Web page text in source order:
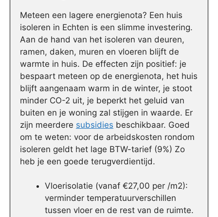
Meteen een lagere energienota? Een huis
isoleren in Echten is een slimme investering.
Aan de hand van het isoleren van deuren,
ramen, daken, muren en vloeren blijft de
warmte in huis. De effecten zijn positief: je
bespaart meteen op de energienota, het huis
blijft aangenaam warm in de winter, je stoot
minder CO-2 uit, je beperkt het geluid van
buiten en je woning zal stijgen in waarde. Er
zijn meerdere subsidies beschikbaar. Goed
om te weten: voor de arbeidskosten rondom
isoleren geldt het lage BTW-tarief (9%) Zo
heb je een goede terugverdientijd.
Vloerisolatie (vanaf €27,00 per /m2):
verminder temperatuurverschillen
tussen vloer en de rest van de ruimte.